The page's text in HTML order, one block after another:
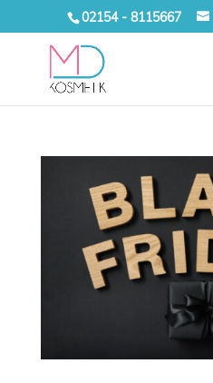
02154 - 8115667